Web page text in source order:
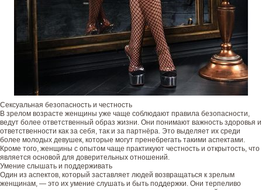
Сексуальная безопасность и честность
В зрелом возрасте женщины уже чаще соблюдают правила безопасности,
ведут более ответственный образ жизни. Они понимают важность здоровья и
ответственности как за себя, так и за партнёра. Это выделяет их среди
более молодых девушек, которые могут пренебрегать такими аспектами.
Кроме того, женщины с опытом чаще практикуют честность и открытость, что
является основой для доверительных отношений.
Умение слышать и поддерживать
Один из аспектов, который заставляет людей возвращаться к зрелым
женщинам, — это их умение слушать и быть поддержки. Они терпеливо